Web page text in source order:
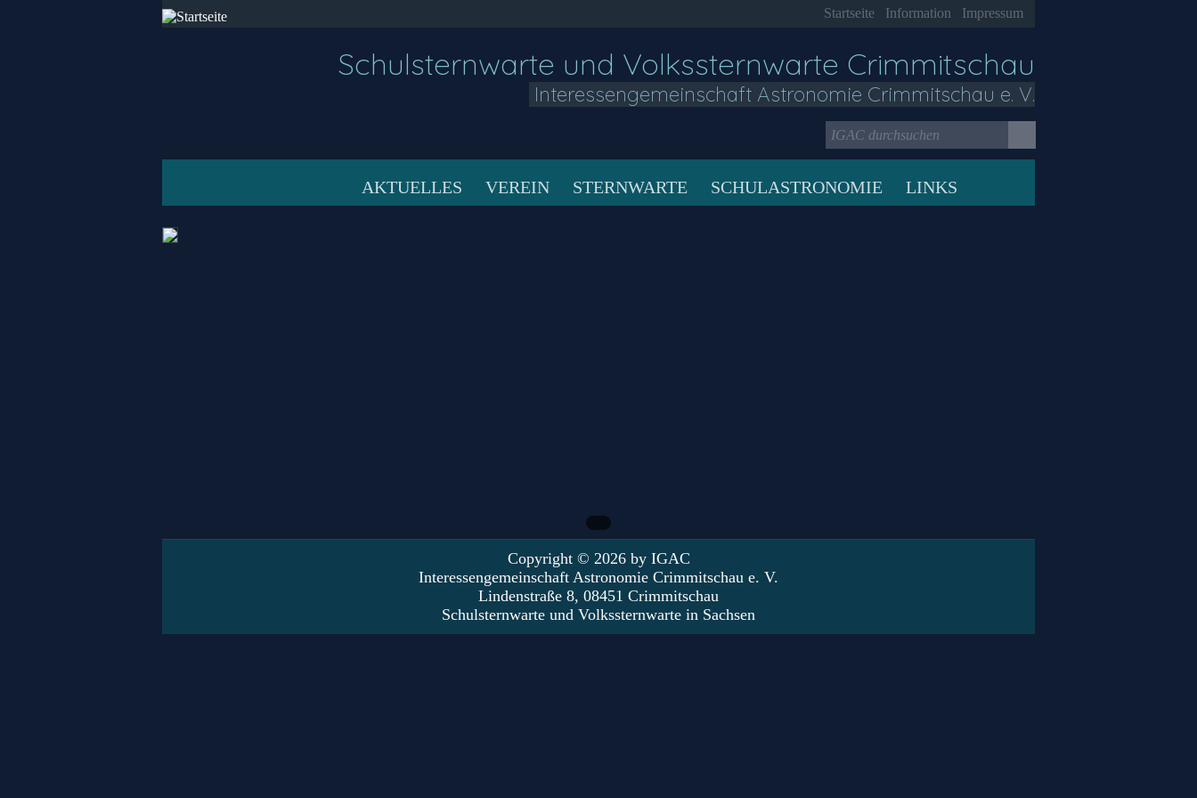
Startseite Information Impressum
Schulsternwarte und Volkssternwarte Crimmitschau
Interessengemeinschaft Astronomie Crimmitschau e. V.
AKTUELLES VEREIN STERNWARTE SCHULASTRONOMIE LINKS
Copyright © 2026 by IGAC
Interessengemeinschaft Astronomie Crimmitschau e. V.
Lindenstraße 8, 08451 Crimmitschau
Schulsternwarte und Volkssternwarte in Sachsen